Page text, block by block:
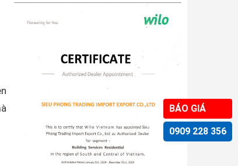
BÁO GIÁ
0909 228 356